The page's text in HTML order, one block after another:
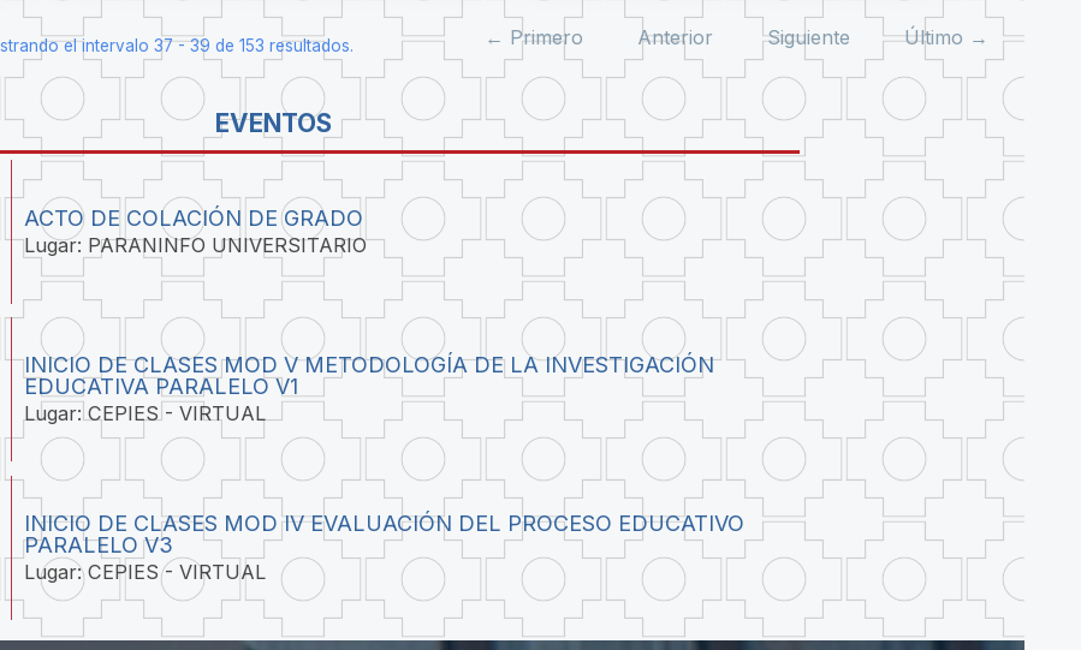
el intervalo 37 - 39 de 153 resultados. ← Primero Anterior Siguiente Último →
EVENTOS
ACTO DE COLACIÓN DE GRADO
Lugar: PARANINFO UNIVERSITARIO
INICIO DE CLASES MOD V METODOLOGÍA DE LA INVESTIGACIÓN
EDUCATIVA PARALELO V1
Lugar: CEPIES - VIRTUAL
INICIO DE CLASES MOD IV EVALUACIÓN DEL PROCESO EDUCATIVO
PARALELO V3
Lugar: CEPIES - VIRTUAL